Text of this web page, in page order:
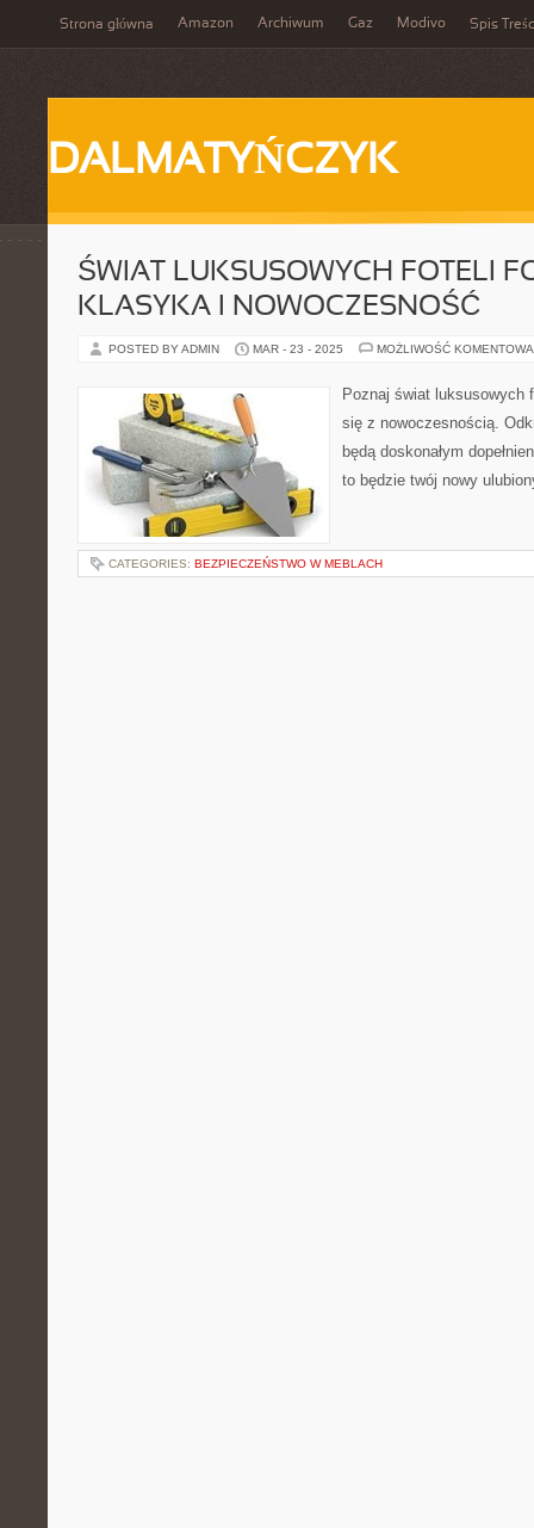
Strona główna Amazon Archiwum Gaz Modivo Spis
DALMATYŃCZYK
ŚWIAT LUKSUSOWYCH FOTELI
KLASYKA I NOWOCZESNOŚĆ
POSTED BY ADMIN MAR - 23 - 2025 MOŻLIWOŚĆ
Poznaj świat luksusowych
się z nowoczesnością.
będą doskonałym
to będzie twój nowy
CATEGORIES: BEZPIECZEŃSTWO W MEBLACH